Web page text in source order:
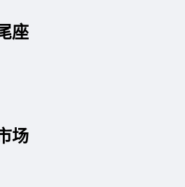
座
场